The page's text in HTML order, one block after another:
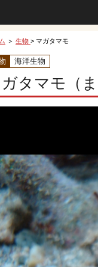
＞ 生物 > マガタマモ
海洋生物
タマモ（